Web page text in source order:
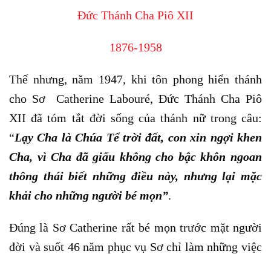
Đức Thánh Cha Piô XII
1876-1958
Thế nhưng, năm 1947, khi tôn phong hiển thánh
cho Sơ Catherine Labouré, Đức Thánh Cha Piô
XII đã tóm tắt đời sống của thánh nữ trong câu:
“Lạy Cha là Chúa Tể trời đất, con xin ngợi khen
Cha, vì Cha đã giấu không cho bậc khôn ngoan
thông thái biết những điều này, nhưng lại mặc
khải cho những người bé mọn”.
Đúng là Sơ Catherine rất bé mọn trước mặt người
đời và suốt 46 năm phục vụ Sơ chỉ làm những việc